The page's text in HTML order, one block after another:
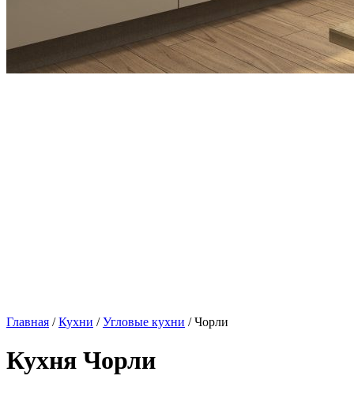
Главная /Кухни /Угловые кухни / Чорли
Кухня Чорли